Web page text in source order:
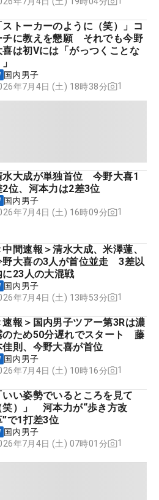
ストーカーのように（笑）」コ
チに教えを懇願 それでも今野
喜は初Vには「がっつくことな
国内男子
年7月4日 (土) 18時38分
1
水大成が単独首位 今野大喜1
2位、河本力は2差3位
国内男子
年7月4日 (土) 16時09分
1
中間速報＞清水大成、米澤蓮、
野大喜の3人が首位並走 3差以
に23人の大混戦
国内男子
年7月4日 (土) 13時53分
1
速報＞国内男子ツアー第3Rは濃
のため50分遅れでスタート 藤
佳則、今野大喜が首位
国内男子
年7月4日 (土) 10時16分
1
いい姿勢でいるところを見て
笑）」 河本力が“歩き方改
”で1打差3位
国内男子
年7月4日 (土) 07時01分
1